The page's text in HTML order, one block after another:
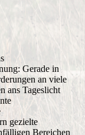
Gerade in
an viele
ans Tageslicht
gezielte
Bereichen